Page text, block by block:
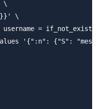
\
\
=
'{":n": {"S":